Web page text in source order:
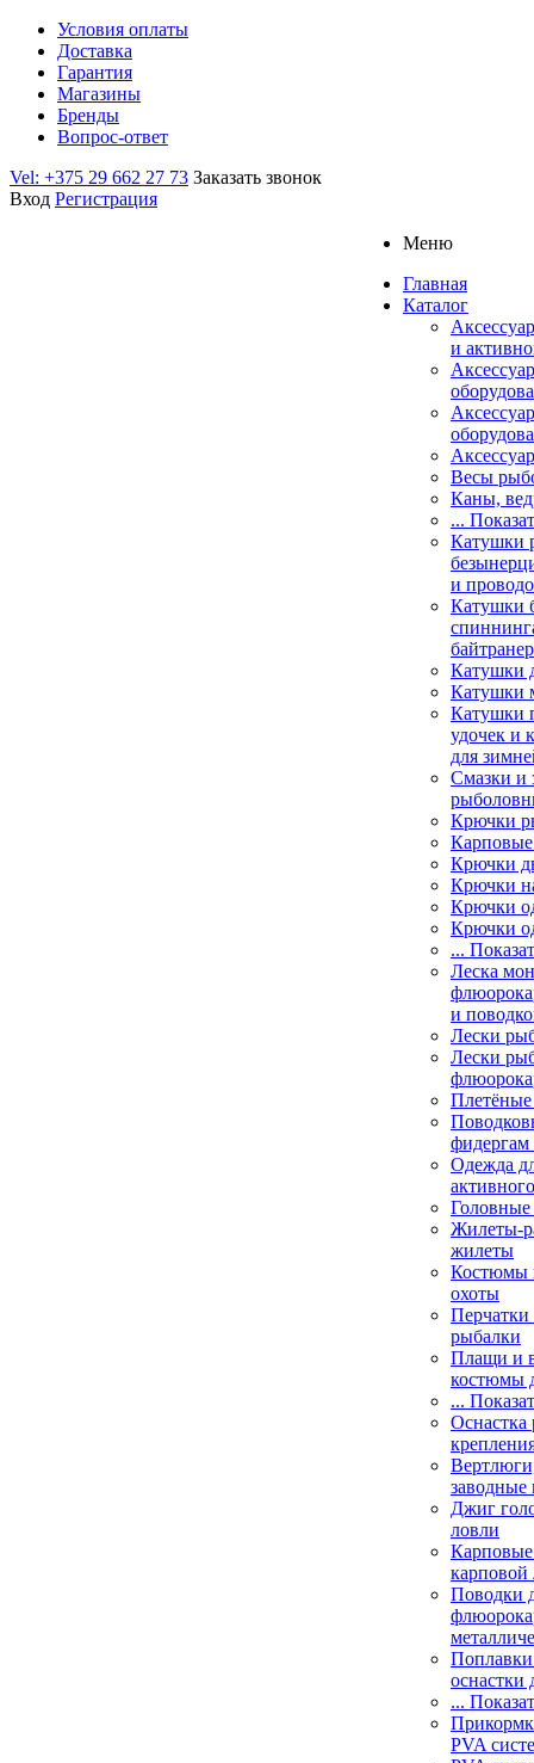
Условия оплаты
Доставка
Гарантия
Магазины
Бренды
Вопрос-ответ
Vel: +375 29 662 27 73 Заказать звонок
Вход Регистрация
Меню
Главная
Каталог
и
Весы
Каны,
...
Катушки
и
Катушки
Катушки
Катушки
Катушки
удочек и
для
Смазки и
Крючки
Крючки
Крючки
Крючки
Крючки
...
Леска
и
Лески
Лески
Одежда
Жилеты-
жилеты
Костюмы
охоты
Перчатки
рыбалки
Плащи и
костюмы
...
Оснастка
заводные
Джиг
ловли
Карповые
карповой
Поводки
оснастки
...
PVA